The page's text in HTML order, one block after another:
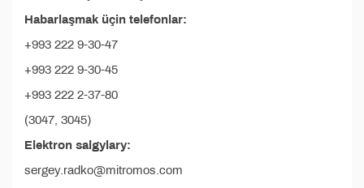
Habarlaşmak üçin telefonlar:
+993 222 9-30-47
+993 222 9-30-45
+993 222 2-37-80
(3047, 3045)
Elektron salgylary:
sergey.radko@mitromos.com